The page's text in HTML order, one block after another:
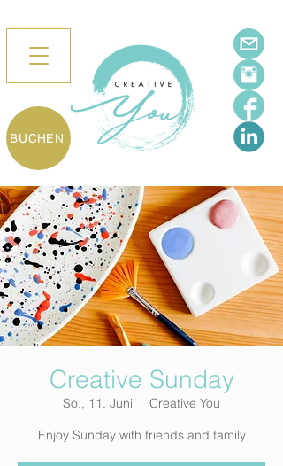
BUCHEN
Creative Sunday
So., 11. Juni
  |
Creative You
Enjoy Sunday with friends and family